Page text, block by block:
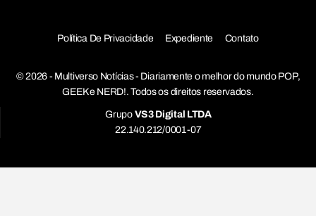
Política De Privacidade Expediente Contato
© 2026 - Multiverso Notícias - Diariamente o melhor do mundo POP,
GEEK e NERD!. Todos os direitos reservados.
Grupo VS3 Digital LTDA
22.140.212/0001-07